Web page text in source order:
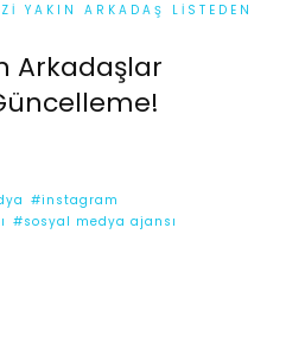
YAKIN ARKADAŞ LISTEDEN
Arkadaşlar
#instagram
#sosyal medya ajansı